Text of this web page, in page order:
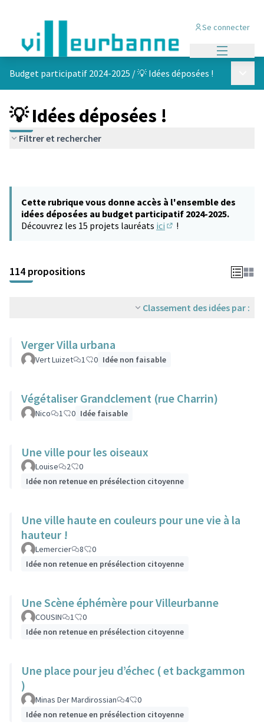
Se connecter
Budget participatif 2024-2025 /💡 Idées déposées !
💡 Idées déposées !
Filtrer et rechercher
Cette rubrique vous donne accès à l'ensemble des
idées déposées au budget participatif 2024-2025.
Découvrez les 15 projets lauréats ici !
114 propositions
Classement des idées par :
Verger Villa urbana
Vert Luizet 1 0 Idée non faisable
Végétaliser Grandclement (rue Charrin)
Nico 1 0 Idée faisable
Une ville pour les oiseaux
Louise 2
0
Idée non retenue en présélection citoyenne
Une ville haute en couleurs pour une vie à la
hauteur !
Lemercier 8
0
Idée non retenue en présélection citoyenne
Une Scène éphémère pour Villeurbanne
COUSIN 1
0
Idée non retenue en présélection citoyenne
Une place pour jeu d’échec ( et backgammon
)
Minas Der Mardirossian 4
0
Idée non retenue en présélection citoyenne